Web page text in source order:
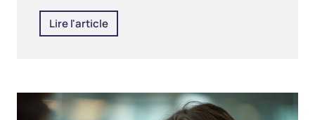
Lire l'article